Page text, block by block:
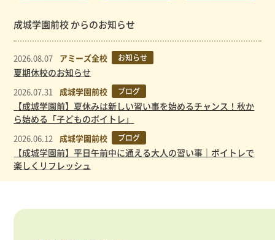
成城学園前校 からのお知らせ
2026.08.07 アミーズ全校 お知らせ
夏期休校のお知らせ
2026.07.31 成城学園前校 ブログ
【成城学園前】夏休みは新しい習い事を始めるチャンス！秋か
ら始める「子どものボイトレ」
2026.06.12 成城学園前校 ブログ
【成城学園前】平日午前中に通える大人の習い事｜ボイトレで
楽しくリフレッシュ